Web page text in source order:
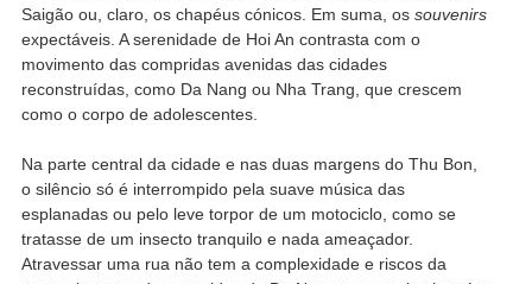
Saigão ou, claro, os chapéus cónicos. Em suma, os souvenirs
expectáveis. A serenidade de Hoi An contrasta com o
movimento das compridas avenidas das cidades
reconstruídas, como Da Nang ou Nha Trang, que crescem
como o corpo de adolescentes.
Na parte central da cidade e nas duas margens do Thu Bon,
o silêncio só é interrompido pela suave música das
esplanadas ou pelo leve torpor de um motociclo, como se
tratasse de um insecto tranquilo e nada ameaçador.
Atravessar uma rua não tem a complexidade e riscos da